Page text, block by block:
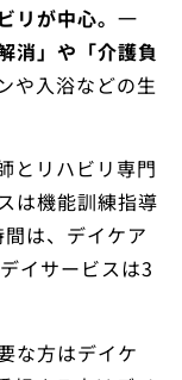
が中心。 一
消」や「介護負
や入浴などの生
とリハビリ専門
は機能訓練指導
は、デイケア
イサービスは3
な方はデイケ